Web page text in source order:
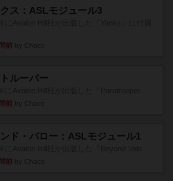
ス：ASLモジュール3
前
ルーパー
前
ド・バロー：ASLモジュール1
前